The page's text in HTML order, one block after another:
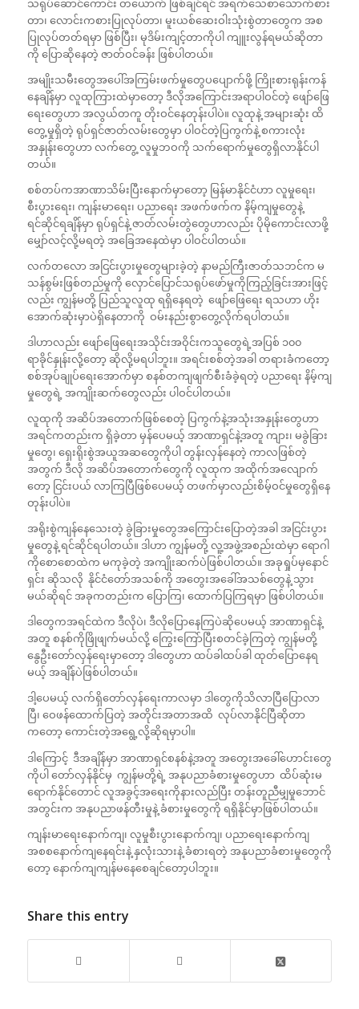
သရုပ်ဆောင်ကောင်း တယောက် ဖြစ်ချင်ရင် အရက်သေစာသောက်စား
တာ၊ လောင်းကစားပြုလုပ်တာ၊ မူးယစ်ဆေးဝါးသုံးစွဲတာတွေက အစ
ပြုလုပ်တတ်ရမှာ ဖြစ်ပြီး၊ မုဒိမ်းကျင့်တာကိုပါ ကျူးလွန်ရမယ်ဆိုတာ
ကို ပြောဆိုနေတဲ့ ဇာတ်ဝင်ခန်း ဖြစ်ပါတယ်။
အမျိုးသမီးတွေအပေါ်အကြမ်းဖက်မှုတွေပပျောက်ဖို့ ကြိုးစားရုန်းကန်
နေချိန်မှာ လူထုကြားထဲမှာတော့ ဒီလိုအကြောင်းအရာပါဝင်တဲ့ ဖျော်ဖြေ
ရေးတွေဟာ အလွယ်တကူ တိုးဝင်နေတုန်းပါပဲ။ လူထုနဲ့ အများဆုံး ထိ
တွေ့မှုရှိတဲ့ ရုပ်ရှင်ဇာတ်လမ်းတွေမှာ ပါဝင်တဲ့ပြကွက်နဲ့ စကားလုံး
အနှုန်းတွေဟာ လက်တွေ့ လူမှုဘဝကို သက်ရောက်မှုတွေရှိလာနိုင်ပါ
တယ်။
စစ်တပ်ကအာဏာသိမ်းပြီးနောက်မှာတော့ မြန်မာနိုင်ငံဟာ လူမှုရေး၊
စီးပွားရေး၊ ကျန်းမာရေး၊ ပညာရေး အဖက်ဖက်က နိမ့်ကျမှုတွေနဲ့
ရင်ဆိုင်ရချိန်မှာ ရုပ်ရှင်နဲ့ ဇာတ်လမ်းတွဲတွေဟာလည်း ပိုမိုကောင်းလာဖို့
မျှော်လင့်လို့မရတဲ့ အခြေအနေထဲမှာ ပါဝင်ပါတယ်။
လက်တလော အငြင်းပွားမှုတွေများခဲ့တဲ့ နာမည်ကြီးဇာတ်သဘင်က မ
သန်စွမ်းဖြစ်တည်မှုကို လှောင်ပြောင်သရုပ်ဖော်မှုကိုကြည့်ခြင်းအားဖြင့်
လည်း ကျွန်မတို့ ပြည်သူလူထု ရရှိနေရတဲ့ ဖျော်ဖြေရေး ရသဟာ ဟိုး
အောက်ဆုံးမှာပဲရှိနေတာကို ဝမ်းနည်းစွာတွေ့လိုက်ရပါတယ်။
ဒါဟာလည်း ဖျော်ဖြေရေးအသိုင်းအဝိုင်းကသူတွေရဲ့အပြစ် ၁၀၀
ရာခိုင်နှုန်းလို့တော့ ဆိုလို့မရပါဘူး။ အရင်းစစ်တဲ့အခါ တရားခံကတော့
စစ်အုပ်ချုပ်ရေးအောက်မှာ စနစ်တကျဖျက်စီးခံခဲ့ရတဲ့ ပညာရေး နိမ့်ကျ
မှုတွေရဲ့ အကျိုးဆက်တွေလည်း ပါဝင်ပါတယ်။
လူထုကို အဆိပ်အတောက်ဖြစ်စေတဲ့ ပြကွက်နဲ့အသုံးအနှုန်းတွေဟာ
အရင်ကတည်းက ရှိခဲ့တာ မှန်ပေမယ့် အာဏာရှင်နဲ့အတူ ကျား၊ မခွဲခြား
မှုတွေ၊ ရှေးရိုးစွဲအယူအဆတွေကိုပါ တွန်းလှန်နေတဲ့ ကာလဖြစ်တဲ့
အတွက် ဒီလို အဆိပ်အတောက်တွေကို လူထုက အထိုက်အလျောက်
တော့ ငြင်းပယ် လာကြပြီဖြစ်ပေမယ့် တဖက်မှာလည်းစိမ့်ဝင်မှုတွေရှိနေ
တုန်းပါပဲ။
အရိုးစွဲကျန်နေသေးတဲ့ ခွဲခြားမှုတွေအကြောင်းပြောတဲ့အခါ အငြင်းပွား
မှုတွေနဲ့ ရင်ဆိုင်ရပါတယ်။ ဒါဟာ ကျွန်မတို့ လူ့အဖွဲ့အစည်းထဲမှာ ရောဂါ
ကိုစောစောထဲက မကုခဲ့တဲ့ အကျိုးဆက်ပဲဖြစ်ပါတယ်။ အခုရှုပ်မှနောင်
ရှင်း ဆိုသလို နိုင်ငံတော်အသစ်ကို အတွေးအခေါ်အသစ်တွေနဲ့ သွား
မယ်ဆိုရင် အခုကတည်းက ပြောကြ၊ ထောက်ပြကြရမှာ ဖြစ်ပါတယ်။
ဒါတွေကအရင်ထဲက ဒီလိုပဲ၊ ဒီလိုပြောနေကြပဲဆိုပေမယ့် အာဏာရှင်နဲ့
အတူ စနစ်ကိုဖြိုဖျက်မယ်လို့ ကြွေးကြော်ပြီးစတင်ခဲ့ကြတဲ့ ကျွန်မတို့
နွေဦးတော်လှန်ရေးမှာတော့ ဒါတွေဟာ ထပ်ခါထပ်ခါ ထုတ်ပြောနေရ
မယ့် အချိန်ပဲဖြစ်ပါတယ်။
ဒါ့ပေမယ့် လက်ရှိတော်လှန်ရေးကာလမှာ ဒါတွေကိုသိလာပြီပြောလာ
ပြီ၊ ဝေဖန်ထောက်ပြတဲ့ အတိုင်းအတာအထိ လုပ်လာနိုင်ပြီဆိုတာ
ကတော့ ကောင်းတဲ့အရွေ့လို့ဆိုရမှာပါ။
ဒါကြောင့် ဒီအချိန်မှာ အာဏာရှင်စနစ်နဲ့အတူ အတွေးအခေါ်ဟောင်းတွေ
ကိုပါ တော်လှန်နိုင်မှ ကျွန်မတို့ရဲ့ အနုပညာခံစားမှုတွေဟာ ထိပ်ဆုံးမ
ရောက်နိုင်တောင် လူအခွင့်အရေးကိုနားလည်ပြီး တန်းတူညီမျှမှုဘောင်
အတွင်းက အနုပညာဖန်တီးမှုနဲ့ ခံစားမှုတွေကို ရရှိနိုင်မှာဖြစ်ပါတယ်။
ကျန်းမာရေးနောက်ကျ၊ လူမှုစီးပွားနောက်ကျ၊ ပညာရေးနောက်ကျ
အစစနောက်ကျနေရင်းနဲ့ နှလုံးသားနဲ့ ခံစားရတဲ့ အနုပညာခံစားမှုတွေကို
တော့ နောက်ကျကျန်မနေစေချင်တော့ပါဘူး။
Share this entry